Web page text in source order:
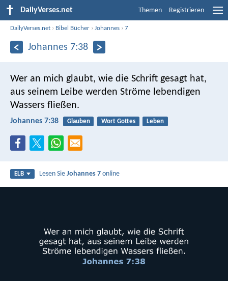
DailyVerses.net Themen Registrieren
DailyVerses.net › Bibel Bücher ›Johannes ›7
Johannes 7:38
Wer an mich glaubt, wie die Schrift gesagt hat,
aus seinem Leibe werden Ströme lebendigen
Wassers fließen.
Johannes 7:38 Glauben Wort Gottes Leben
ELB Lesen SieJohannes 7 online